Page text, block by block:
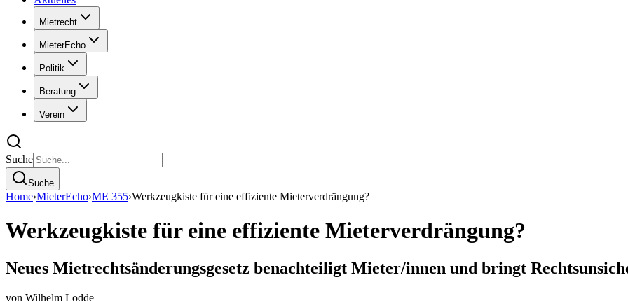
Mietrecht
MieterEcho
Politik
Beratung
Verein
Suche
Suche
Home›MieterEcho›ME 355›Werkzeugkiste für eine effiziente Mieterverdrängung?
Werkzeugkiste für eine effiziente Mieterverdrängung?
Neues Mietrechtsänderungsgesetz benachteiligt Mieter/innen und bringt
von Wilhelm Lodde